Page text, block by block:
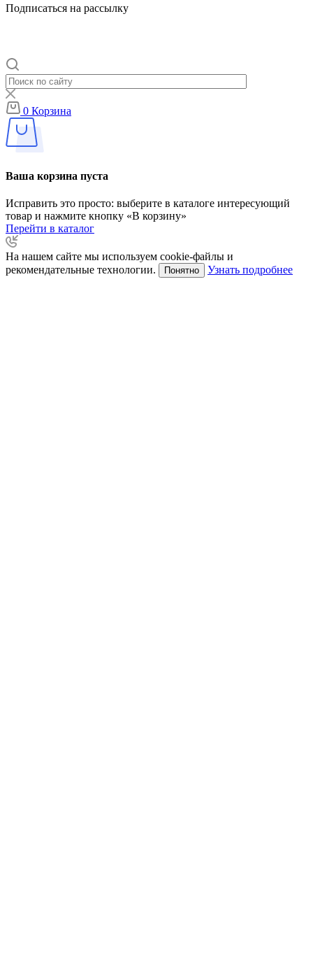
Подписаться на рассылку
0 Корзина
Ваша корзина пуста
Исправить это просто: выберите в каталоге интересующий
товар и нажмите кнопку «В корзину»
Перейти в каталог
На нашем сайте мы используем cookie-файлы и
рекомендательные технологии.
Понятно Узнать подробнее